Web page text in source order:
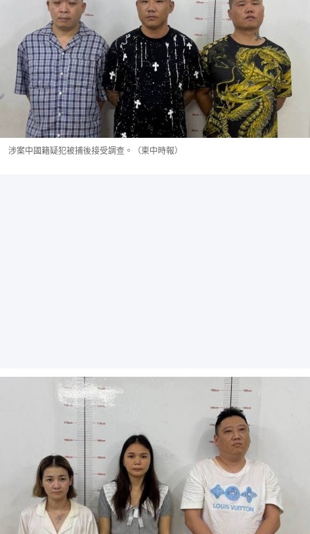
涉案中國籍疑犯被捕後接受調查。（柬中時報）